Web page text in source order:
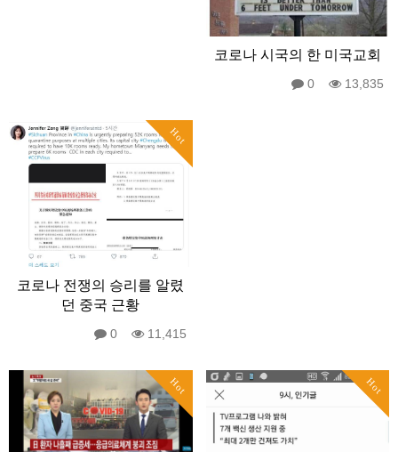
코로나 시국의 한 미국교회
0 13,835
Hot
코로나 전쟁의 승리를 알렸
던 중국 근황
0 11,415
Hot Hot